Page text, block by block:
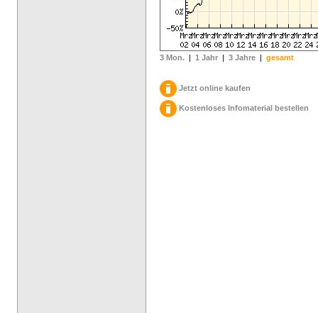
3 Mon. | 1 Jahr | 3 Jahre | gesamt
Jetzt online kaufen
Kostenloses Infomaterial bestellen